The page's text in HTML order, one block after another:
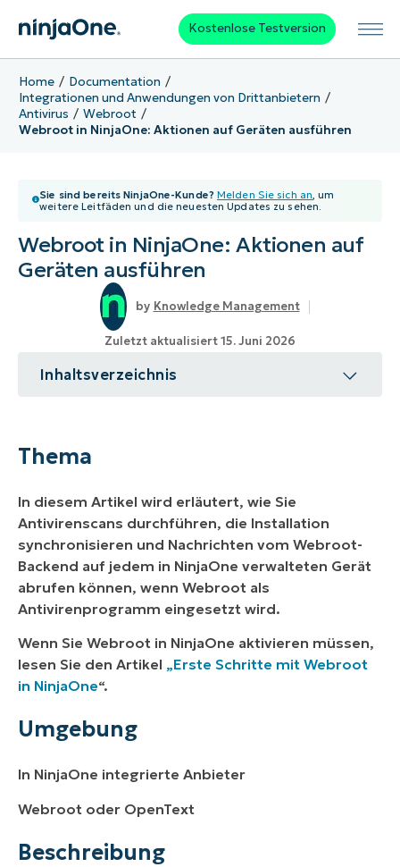
Kostenlose Testversion
Home
Documentation
Integrationen und Anwendungen von Drittanbietern
Antivirus
Webroot
Webroot in NinjaOne: Aktionen auf Geräten ausführen
Sie sind bereits NinjaOne-Kunde? Melden Sie sich an, um
weitere Leitfäden und die neuesten Updates zu sehen.
Webroot in NinjaOne: Aktionen auf
Geräten ausführen
Knowledge Management
Zuletzt aktualisiert 15. Juni 2026
Inhaltsverzeichnis
Weitere Ressourcen
Thema
In diesem Artikel wird erläutert, wie Sie
Antivirenscans durchführen, die Installation
synchronisieren und Nachrichten vom Webroot-
Backend auf jedem in NinjaOne verwalteten Gerät
abrufen können, wenn Webroot als
Antivirenprogramm eingesetzt wird.
Wenn Sie Webroot in NinjaOne aktivieren müssen,
lesen Sie den Artikel „Erste Schritte mit Webroot
in NinjaOne“.
Umgebung
In NinjaOne integrierte Anbieter
Webroot oder OpenText
Beschreibung